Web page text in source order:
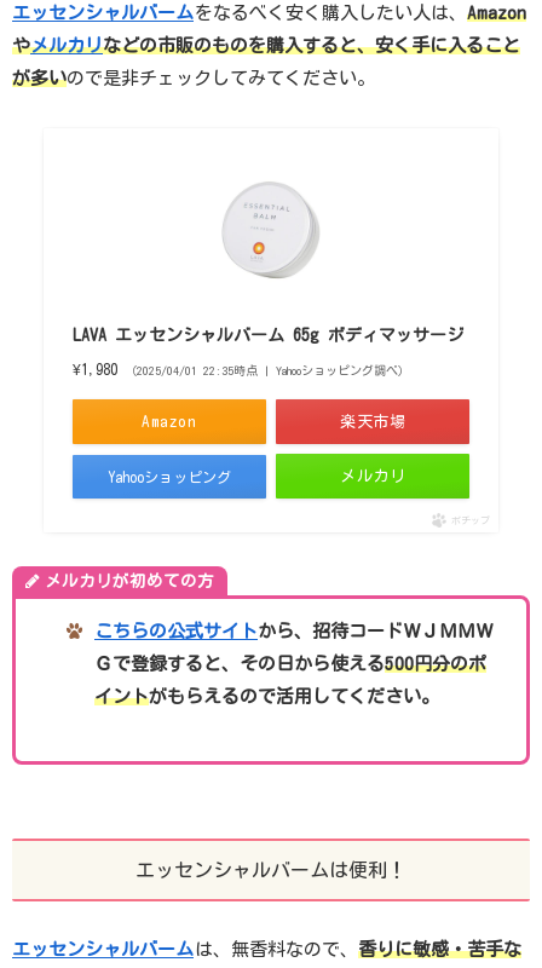
エッセンシャルバームをなるべく安く購入したい人は、 Amazon
やメルカリなどの市販のものを購入すると、安く手に入ること
が多いので是非チェックしてみてください。
LAVA エッセンシャルバーム 65g ボディマッサージ
¥1,980 （2025/04/01 22:35時点 | Yahooショッピング調べ）
Amazon 楽天市場
Yahooショッピング メルカリ
ポチップ
メルカリが初めての方
こちらの公式サイトから、招待コードＷＪＭＭＷ
Ｇで登録すると、その日から使える500円分のポ
イントがもらえるので活用してください。
エッセンシャルバームは便利！
エッセンシャルバームは、無香料なので、 香りに敏感・苦手な